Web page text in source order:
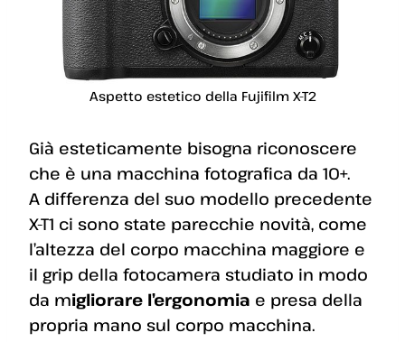
Aspetto estetico della Fujifilm X-T2
Già esteticamente bisogna riconoscere
che è una macchina fotografica da 10+.
A differenza del suo modello precedente
X-T1 ci sono state parecchie novità, come
l’altezza del corpo macchina maggiore e
il grip della fotocamera studiato in modo
da migliorare l’ergonomia e presa della
propria mano sul corpo macchina.